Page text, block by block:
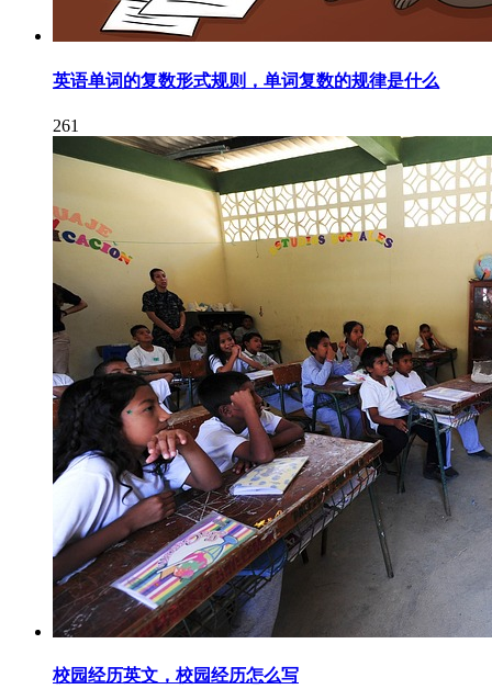
英语单词的复数形式规则，单词复数的规律是什么
261
校园经历英文，校园经历怎么写